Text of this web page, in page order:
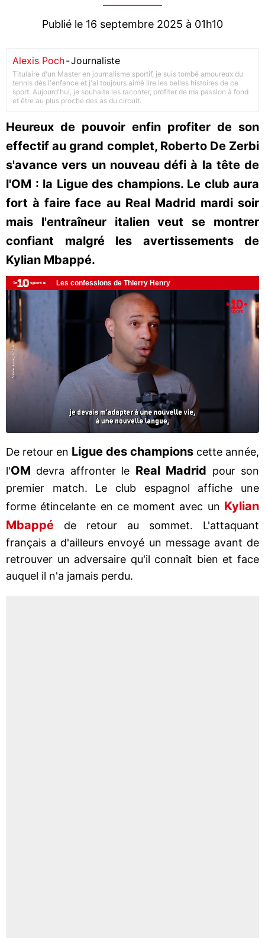
Publié le 16 septembre 2025 à 01h10
Alexis Poch-Journaliste
Titulaire d'un Master en journalisme sportif, je suis tombé amoureux du
tennis dès l'enfance et j'ai toujours aimé lire les belles histoires de ce
sport. Aujourd'hui, je souhaite les raconter, profiter de ma passion à fond
et être au plus proche des as du circuit.
Heureux de pouvoir enfin profiter de son
effectif au grand complet, Roberto De Zerbi
s'avance vers un nouveau défi à la tête de
l'OM : la Ligue des champions. Le club aura
fort à faire face au Real Madrid mardi soir
mais l'entraîneur italien veut se montrer
confiant malgré les avertissements de
Kylian Mbappé.
De retour en Ligue des champions cette année,
l'OM devra affronter le Real Madrid pour son
premier match. Le club espagnol affiche une
forme étincelante en ce moment avec un Kylian
Mbappé de retour au sommet. L'attaquant
français a d'ailleurs envoyé un message avant de
retrouver un adversaire qu'il connaît bien et face
auquel il n'a jamais perdu.